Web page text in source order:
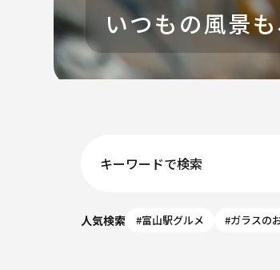
いつもの風景も
キーワードで検索
人気検索 #富山駅グルメ #ガラスの